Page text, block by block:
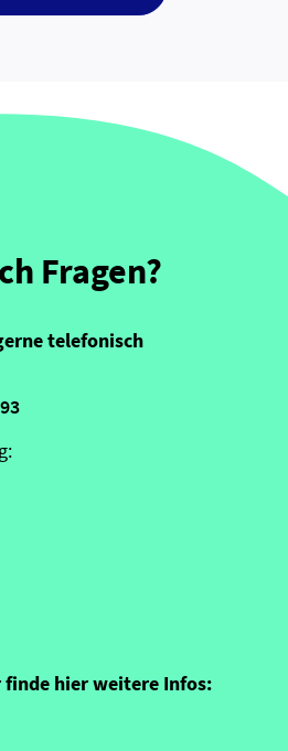
Fragen?
telefonisch
finde hier weitere Infos: